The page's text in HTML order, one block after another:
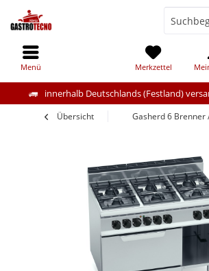
innerhalb Deutschlands (Festland)
Merkzettel
Menü
Übersicht Gasherd 6 Brenner